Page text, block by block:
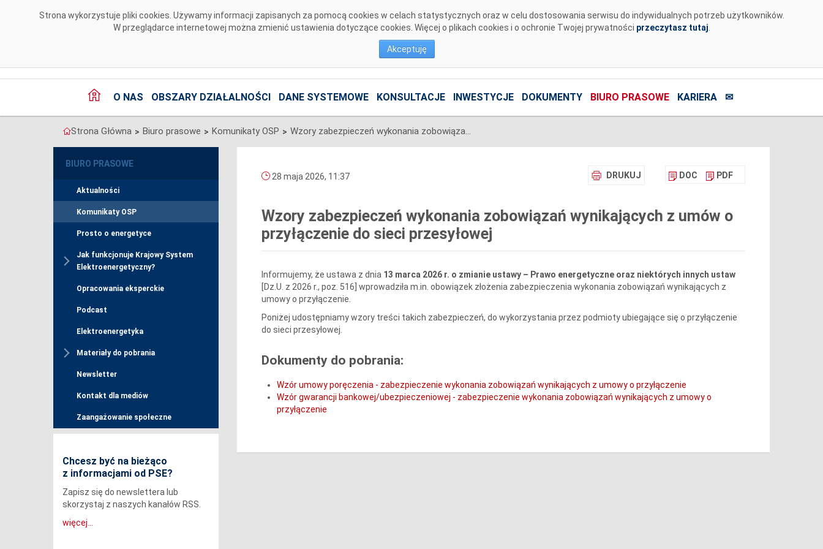
Strona wykorzystuje pliki cookies. Używamy informacji zapisanych za pomocą cookies w celach statystycznych oraz w celu dostosowania serwisu do indywidualnych potrzeb użytkowników.
W przeglądarce internetowej można zmienić ustawienia dotyczące cookies. Więcej o plikach cookies i o ochronie Twojej prywatności przeczytasz tutaj
Akceptuję
O NAS OBSZARY DZIAŁALNOŚCI DANE SYSTEMOWE KONSULTACJE INWESTYCJE DOKUMENTY BIURO PRASOWE KARIERA ✉
Strona Główna > Biuro prasowe > Komunikaty OSP > Wzory zabezpieczeń wykonania zobowiązań wynikających z umów o przyłączenie do sieci przesyłowej
BIURO PRASOWE
Aktualności
Komunikaty OSP
Prosto o energetyce
Jak funkcjonuje Krajowy System
Elektroenergetyczny?
Opracowania eksperckie
Podcast
Elektroenergetyka
Materiały do pobrania
Newsletter
Kontakt dla mediów
Zaangażowanie społeczne
Chcesz być na bieżąco
z informacjami od PSE?
Zapisz się do newslettera lub
skorzystaj z naszych kanałów RSS.
więcej...
DRUKUJ DOC PDF
28 maja 2026, 11:37
Wzory zabezpieczeń wykonania zobowiązań wynikających z umów o
przyłączenie do sieci przesyłowej
Informujemy, że ustawa z dnia 13 marca 2026 r. o zmianie ustawy – Prawo energetyczne oraz niektórych innych ustaw
[Dz.U. z 2026 r., poz. 516] wprowadziła m.in. obowiązek złożenia zabezpieczenia wykonania zobowiązań wynikających z
umowy o przyłączenie.
Poniżej udostępniamy wzory treści takich zabezpieczeń, do wykorzystania przez podmioty ubiegające się o przyłączenie
do sieci przesyłowej.
Dokumenty do pobrania:
Wzór umowy poręczenia - zabezpieczenie wykonania zobowiązań wynikających z umowy o przyłączenie
Wzór gwarancji bankowej/ubezpieczeniowej - zabezpieczenie wykonania zobowiązań wynikających z umowy o
przyłączenie